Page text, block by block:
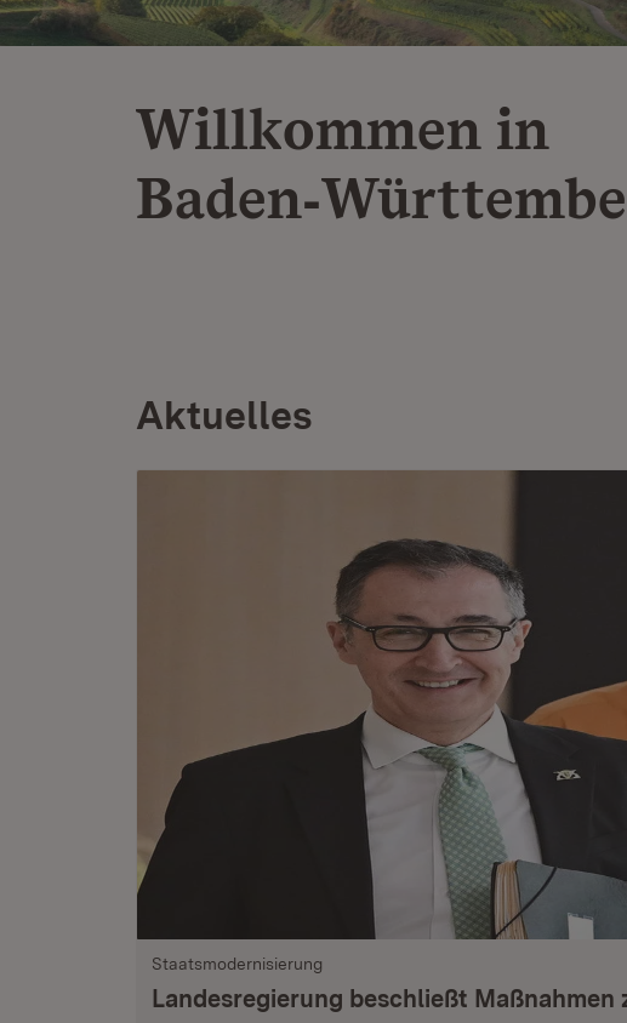
Willkommen in
Aktuelles
Staatsmodernisierung
Landesregierung beschließt Maßnahmen